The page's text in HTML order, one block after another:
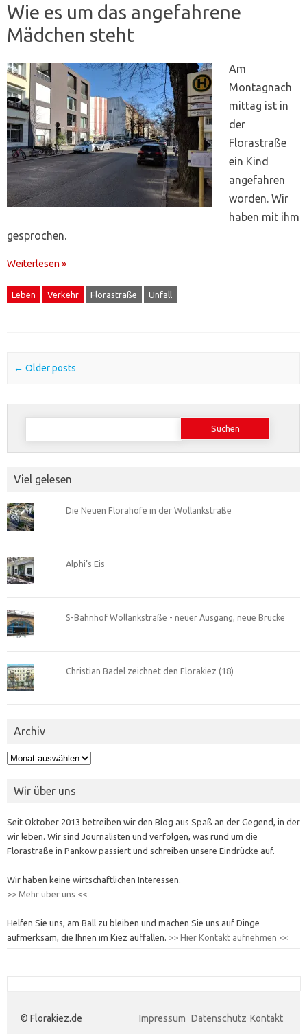
Wie es um das angefahrene
Mädchen steht
Am
Montagnach
mittag ist in
der
Florastraße
ein Kind
angefahren
worden. Wir
haben mit ihm
gesprochen.
Weiterlesen »
Leben Verkehr Florastraße Unfall
Post navigation
← Older posts
Suchen
Viel gelesen
Die Neuen Florahöfe in der Wollankstraße
Alphi’s Eis
S-Bahnhof Wollankstraße - neuer Ausgang, neue Brücke
Christian Badel zeichnet den Florakiez (18)
Archiv
Archiv
Wir über uns
Seit Oktober 2013 betreiben wir den Blog aus Spaß an der Gegend, in der
wir leben. Wir sind Journalisten und verfolgen, was rund um die
Florastraße in Pankow passiert und schreiben unsere Eindrücke auf.
Wir haben keine wirtschaftlichen Interessen.
>> Mehr über uns <<
Helfen Sie uns, am Ball zu bleiben und machen Sie uns auf Dinge
aufmerksam, die Ihnen im Kiez auffallen. >> Hier Kontakt aufnehmen <<
© Florakiez.de Impressum Datenschutz Kontakt